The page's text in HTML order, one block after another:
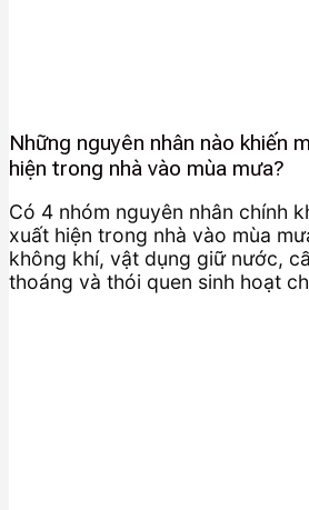
Những nguyên nhân nào khiến
hiện trong nhà vào mùa mưa?
Có 4 nhóm nguyên nhân chính
xuất hiện trong nhà vào mùa
không khí, vật dụng giữ nước,
thoáng và thói quen sinh hoạt